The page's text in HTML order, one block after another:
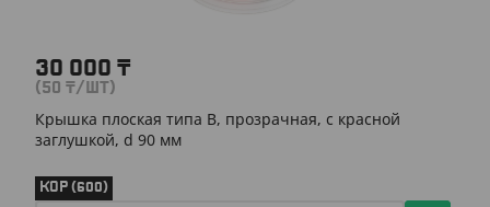
30 000 ₸
(50 ₸/ШТ)
Крышка плоская типа B, прозрачная, с красной
заглушкой, d 90 мм
КОР (600)